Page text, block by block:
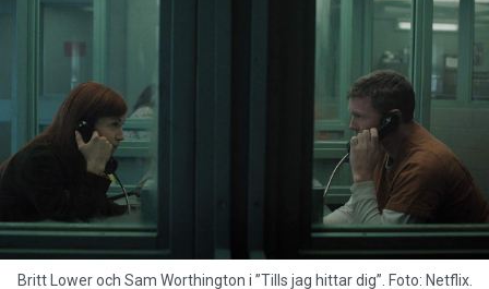
Britt Lower och Sam Worthington i ”Tills jag hittar dig”. Foto: Netflix.